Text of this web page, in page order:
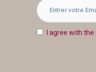
I agree with the